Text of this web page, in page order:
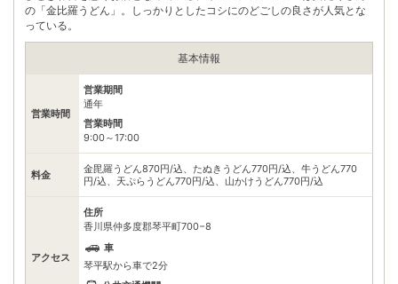
※ 掲載情報は変更になる場合があります。最新の内容はご利用前にご自身でお
問合せください。
※ 料金情報は税込・税抜表記が混ざっております。正しい金額はご利用前にご
の「金比羅うどん」。しっかりとしたコシにのどごしの良さが人気とな
っている。
基本情報
営業時間
営業期間
通年
営業時間
9:00～17:00
料金
金毘羅うどん870円/込、たぬきうどん770円/込、牛うどん770
円/込、天ぷらうどん770円/込、山かけうどん770円/込
アクセス
住所
香川県仲多度郡琴平町700−8
車
琴平駅から車で2分